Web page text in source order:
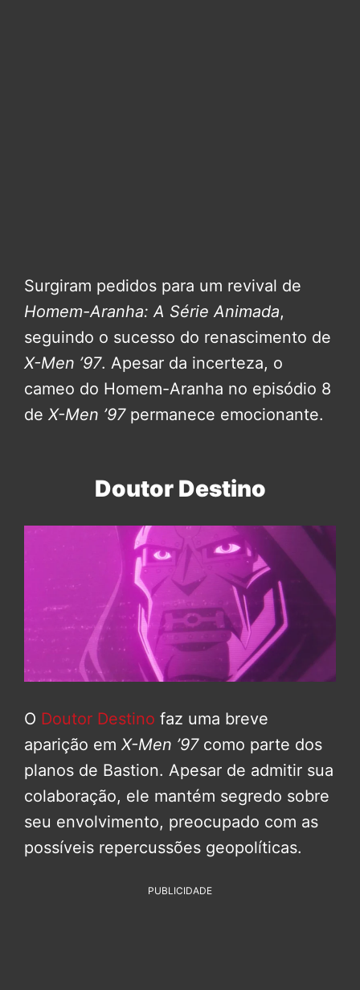
Surgiram pedidos para um revival de
Homem-Aranha: A Série Animada,
seguindo o sucesso do renascimento de
X-Men ’97. Apesar da incerteza, o
cameo do Homem-Aranha no episódio 8
de X-Men ’97permanece emocionante.
Doutor Destino
O Doutor Destino faz uma breve
aparição em X-Men ’97como parte dos
planos de Bastion. Apesar de admitir sua
colaboração, ele mantém segredo sobre
seu envolvimento, preocupado com as
possíveis repercussões geopolíticas.
PUBLICIDADE